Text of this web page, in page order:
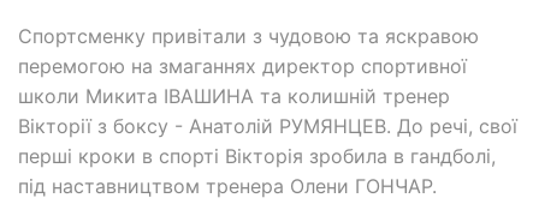
Спортсменку привітали з чудовою та яскравою
перемогою на змаганнях директор спортивної
школи Микита ІВАШИНА та колишній тренер
Вікторії з боксу - Анатолій РУМЯНЦЕВ. До речі, свої
перші кроки в спорті Вікторія зробила в гандболі,
під наставництвом тренера Олени ГОНЧАР.